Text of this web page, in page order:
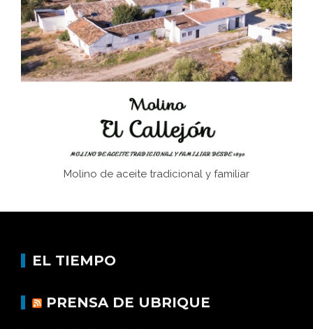
afán de saber a la autogestión
Historia y vivencias del poblado de Los Hurones
Memoria inacabada
Molino de aceite tradicional y familiar
EL TIEMPO
PRENSA DE UBRIQUE